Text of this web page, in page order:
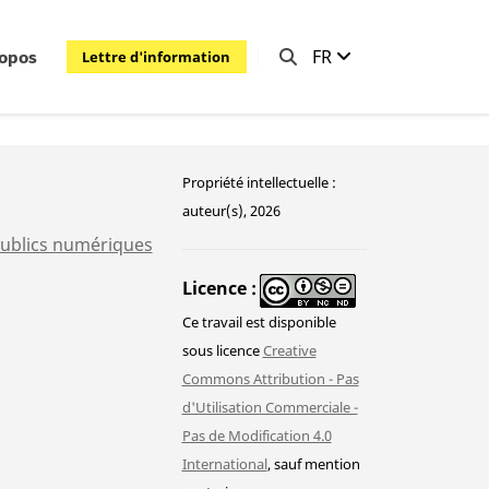
Lettre d'information FR
numériques
Propriété intellectuelle :
auteur(s), 2026
Licence
Ce travail est disponible
sous licenceCreative
Commons Attribution - Pas
d'Utilisation Commerciale -
Pas de Modification 4.0
International, sauf mention